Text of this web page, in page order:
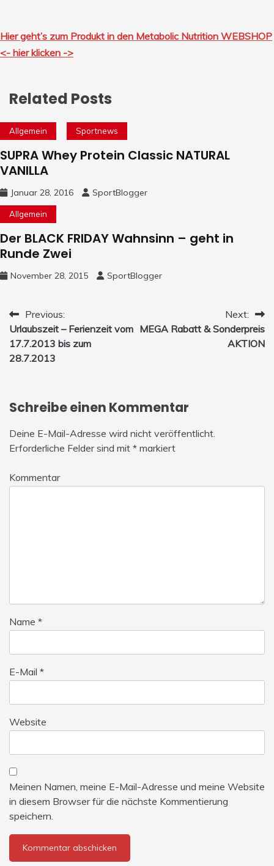
Hier geht’s zum Produkt in den Metabolic Nutrition WEBSHOP
<- hier klicken ->
Related Posts
Allgemein Sportnews
SUPRA Whey Protein Classic NATURAL
VANILLA
Januar 28, 2016 SportBlogger
Allgemein
Der BLACK FRIDAY Wahnsinn – geht in
Runde Zwei
November 28, 2015 SportBlogger
Beitrags-
Navigation
Previous:
Urlaubszeit – Ferienzeit vom
17.7.2013 bis zum
28.7.2013
Next:
MEGA Rabatt & Sonderpreis
AKTION
Schreibe einen Kommentar
Deine E-Mail-Adresse wird nicht veröffentlicht.
Erforderliche Felder sind mit * markiert
Kommentar
Name *
E-Mail *
Website
Meinen Namen, meine E-Mail-Adresse und meine Website
in diesem Browser für die nächste Kommentierung
speichern.